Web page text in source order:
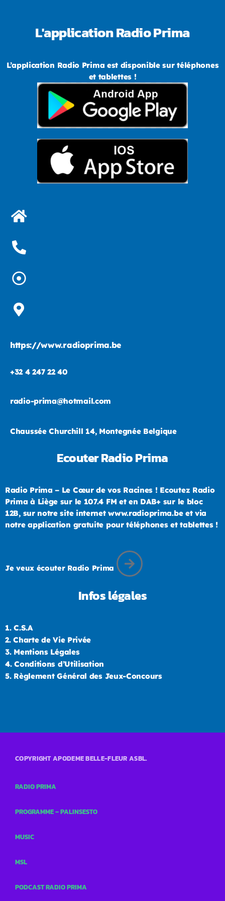
L'application Radio Prima
L’application Radio Prima est disponible sur téléphones
et tablettes !
https://www.radioprima.be
+32 4 247 22 40
radio-prima@hotmail.com
Chaussée Churchill 14, Montegnée Belgique
Ecouter Radio Prima
Radio Prima – Le Cœur de vos Racines ! Ecoutez Radio
Prima à Liège sur le 107.4 FM et en DAB+ sur le bloc
12B, sur notre site internet www.radioprima.be et via
notre application gratuite pour téléphones et tablettes !
Je veux écouter Radio Prima
Infos légales
1. C.S.A
2. Charte de Vie Privée
3. Mentions Légales
4. Conditions d’Utilisation
5. Règlement Général des Jeux-Concours
COPYRIGHT APODEME BELLE-FLEUR ASBL.
RADIO PRIMA
PROGRAMME – PALINSESTO
MUSIC
MSL
PODCAST RADIO PRIMA